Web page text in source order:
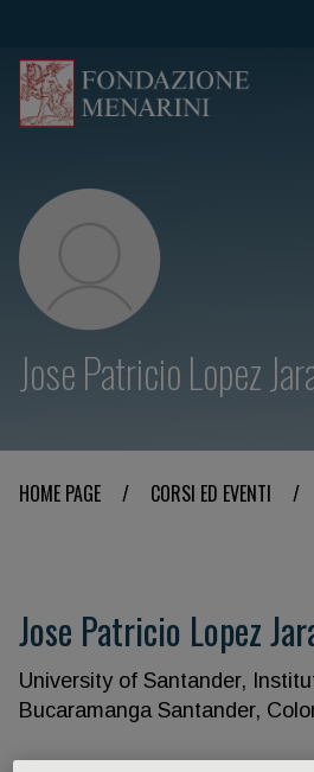
Jose Patricio Lopez
HOME PAGE / CORSI ED EVENTI /
Jose Patricio Lopez
University of Santander,
Bucaramanga Santander,